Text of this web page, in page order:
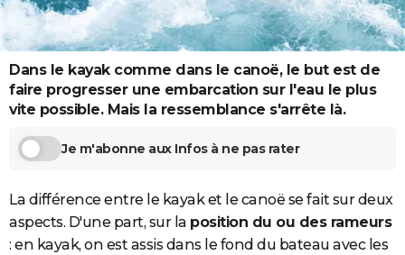
Destinations
City break
Voyage nature
Voyage de noces
Forum
Climat
PHOTO
BONS PLANS
Carte de Noël
Carte Bonne année
Carte Saint-Valentin
Carte Pâques
Carte d'anniversaire
Dictionnaire
Biographies
Citations
Expressions
Proverbes
PROGRAMME TV
COPAINS D'AVANT
Dans le kayak comme dans le canoë, le but est de
faire progresser une embarcation sur l'eau le plus
vite possible. Mais la ressemblance s'arrête là.
Je m'abonne aux Infos à ne pas rater
La différence entre le kayak et le canoë se fait sur deux
aspects. D'une part, sur la position du ou des rameurs
: en kayak, on est assis dans le fond du bateau avec les